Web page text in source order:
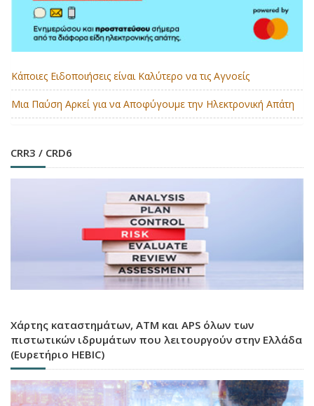
Κάποιες Ειδοποιήσεις είναι Καλύτερο να τις Αγνοείς
Μια Παύση Αρκεί για να Αποφύγουμε την Ηλεκτρονική Απάτη
CRR3 / CRD6
Χάρτης καταστημάτων, ATM και APS όλων των
πιστωτικών ιδρυμάτων που λειτουργούν στην Ελλάδα
(Ευρετήριο HEBIC)